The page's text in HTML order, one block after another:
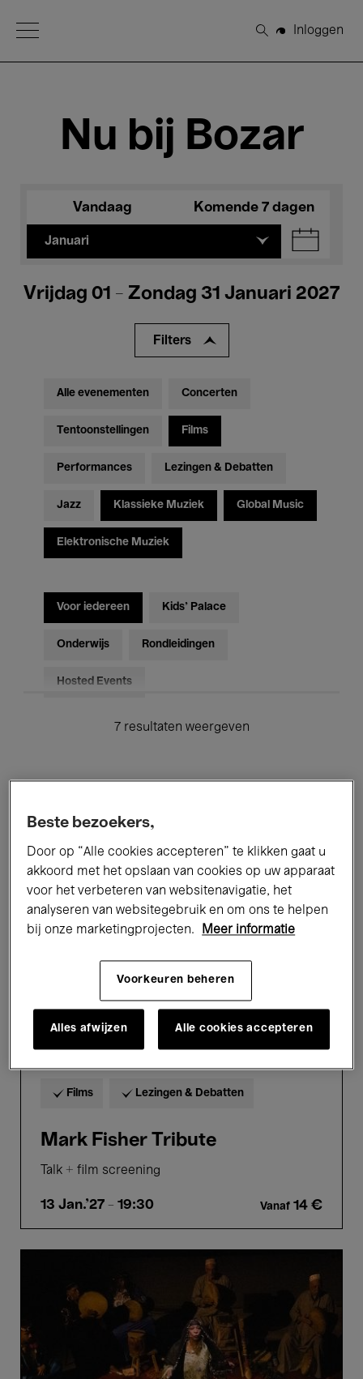
Open Menu
Zoeken
Inloggen
Nu bij Bozar
Vandaag Komende 7 dagen
Januari
Vrijdag 01 - Zondag 31 Januari 2027
Filters
Alle evenementen Concerten
Tentoonstellingen Films
Performances Lezingen & Debatten
Jazz Klassieke Muziek Global Music
Elektronische Muziek
Voor iedereen Kids’ Palace
Onderwijs Rondleidingen
Hosted Events
7 resultaten weergeven
Mark
Fisher
Tribute
Films Lezingen & Debatten
Mark Fisher Tribute
Talk + film screening
13 Jan.'27 - 19:30 Vanaf 14 €
Beste bezoekers,
Door op “Alle cookies accepteren” te klikken gaat u
akkoord met het opslaan van cookies op uw apparaat
voor het verbeteren van websitenavigatie, het
analyseren van websitegebruik en om ons te helpen
bij onze marketingprojecten.
Meer informatie
Voorkeuren beheren
Alles afwijzen Alle cookies accepteren